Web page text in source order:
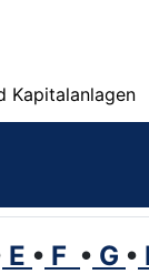
Kapitalanlagen
E • F • G •